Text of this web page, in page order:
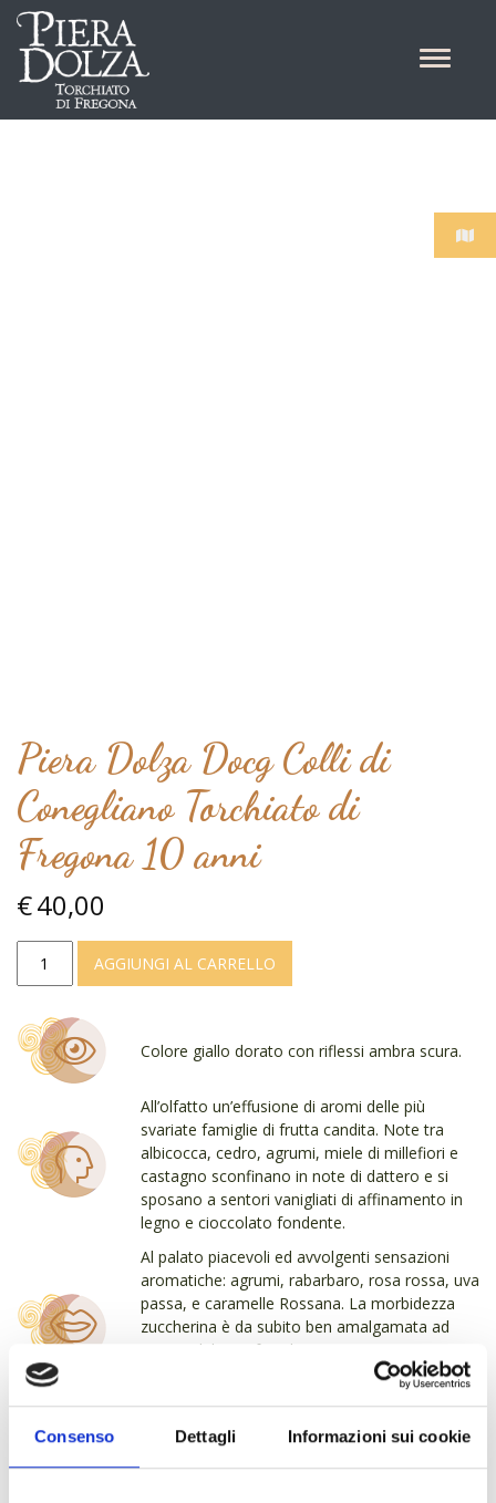
Consenso Dettagli Informazioni sui cookie
Piera Dolza Docg Colli di
Conegliano Torchiato di
Fregona 10 anni
€40,00
Dolza
Colli
di
Conegliano
Fregona
10
anni
AGGIUNGI AL CARRELLO
Colore giallo dorato con riflessi ambra scura.
All’olfatto un’effusione di aromi delle più
svariate famiglie di frutta candita. Note tra
albicocca, cedro, agrumi, miele di millefiori e
castagno sconfinano in note di dattero e si
sposano a sentori vanigliati di affinamento in
legno e cioccolato fondente.
Al palato piacevoli ed avvolgenti sensazioni
aromatiche: agrumi, rabarbaro, rosa rossa, uva
passa, e caramelle Rossana. La morbidezza
zuccherina è da subito ben amalgamata ad
una strabiliante freschezza, con un’ottima
corposità. Ha un’eccellente persistenza che
Ottimo come vino da meditazione, pre e fine